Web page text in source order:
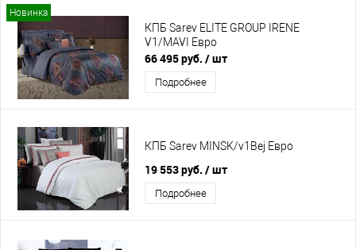
Новинка
КПБ Sarev ELITE GROUP IRENE
V1/MAVI Евро
66 495 руб. / шт
Подробнее
КПБ Sarev MINSK/v1Bej Евро
19 553 руб. / шт
Подробнее